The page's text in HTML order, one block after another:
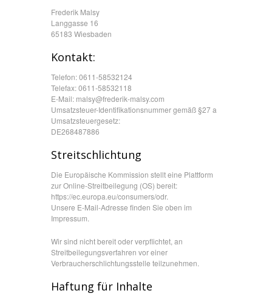
Frederik Malsy
Langgasse 16
65183 Wiesbaden
Kontakt:
Telefon: 0611-58532124
Telefax: 0611-58532118
E-Mail: malsy@frederik-malsy.com
Umsatzsteuer-Identifikationsnummer gemäß §27 a
Umsatzsteuergesetz:
DE268487886
Streitschlichtung
Die Europäische Kommission stellt eine Plattform
zur Online-Streitbeilegung (OS) bereit:
https://ec.europa.eu/consumers/odr.
Unsere E-Mail-Adresse finden Sie oben im
Impressum.
Wir sind nicht bereit oder verpflichtet, an
Streitbeilegungsverfahren vor einer
Verbraucherschlichtungsstelle teilzunehmen.
Haftung für Inhalte